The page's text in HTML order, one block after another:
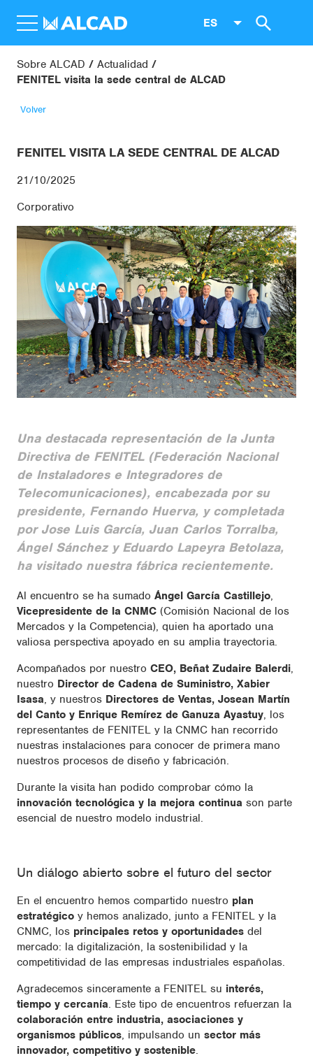
ES
Sobre ALCAD
Actualidad
FENITEL visita la sede central de ALCAD
Volver
FENITEL VISITA LA SEDE CENTRAL DE ALCAD
21/10/2025
Corporativo
Una destacada representación de la Junta
Directiva de FENITEL (Federación Nacional
de Instaladores e Integradores de
Telecomunicaciones), encabezada por su
presidente, Fernando Huerva, y completada
por Jose Luis García, Juan Carlos Torralba,
Ángel Sánchez y Eduardo Lapeyra Betolaza,
ha visitado nuestra fábrica recientemente.
Al encuentro se ha sumado Ángel García Castillejo,
Vicepresidente de la CNMC (Comisión Nacional de los
Mercados y la Competencia), quien ha aportado una
valiosa perspectiva apoyado en su amplia trayectoria.
Acompañados por nuestro CEO, Beñat Zudaire Balerdi,
nuestro Director de Cadena de Suministro, Xabier
Isasa, y nuestros Directores de Ventas, Josean Martín
del Canto y Enrique Remírez de Ganuza Ayastuy, los
representantes de FENITEL y la CNMC han recorrido
nuestras instalaciones para conocer de primera mano
nuestros procesos de diseño y fabricación.
Durante la visita han podido comprobar cómo la
innovación tecnológica y la mejora continua son parte
esencial de nuestro modelo industrial.
Un diálogo abierto sobre el futuro del sector
En el encuentro hemos compartido nuestro plan
estratégico y hemos analizado, junto a FENITEL y la
CNMC, los principales retos y oportunidades del
mercado: la digitalización, la sostenibilidad y la
competitividad de las empresas industriales españolas.
Agradecemos sinceramente a FENITEL su interés,
tiempo y cercanía. Este tipo de encuentros refuerzan la
colaboración entre industria, asociaciones y
organismos públicos, impulsando un sector más
innovador, competitivo y sostenible.